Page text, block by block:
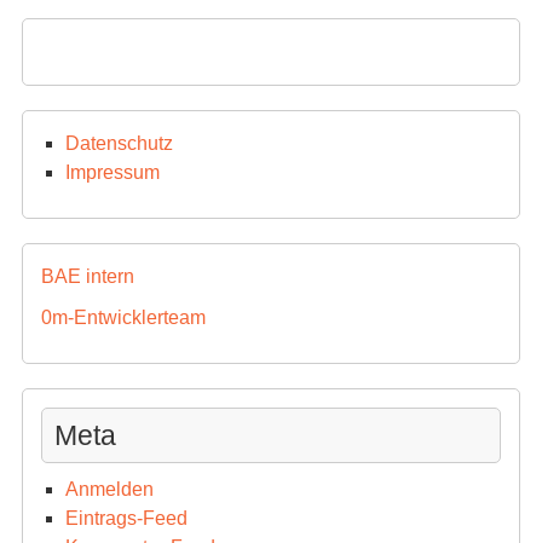
Datenschutz
Impressum
BAE intern
0m-Entwicklerteam
Meta
Anmelden
Eintrags-Feed